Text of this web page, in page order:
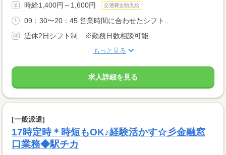
時給1,400円～1,600円 交通費全額支給
09：30〜20：45 営業時間に合わせたシフト...
週休2日シフト制 ※勤務日数相談可能
もっと見る
求人詳細を見る
[一般派遣]
17時定時＊時短もOK♪経験活かす☆彡金融窓
口業務◆駅チカ